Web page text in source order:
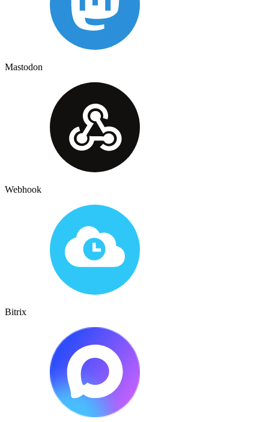
Mastodon
Webhook
Bitrix